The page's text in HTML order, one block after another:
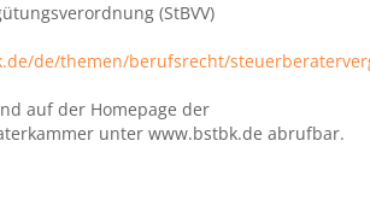
(StBVV)
de/themen/berufsrecht/
auf der Homepage der
unter www.bstbk.de abrufbar.